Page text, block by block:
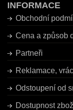
INFORMACE
Obchodní
Cena a způsob
Partneři
Reklamace,
Odstoupení od
Dostupnost